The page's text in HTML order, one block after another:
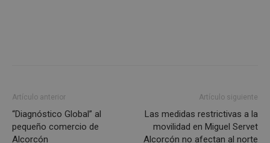
Artículo anterior
“Diagnóstico Global” al
pequeño comercio de
Alcorcón
Artículo siguiente
Las medidas restrictivas a la
movilidad en Miguel Servet
Alcorcón no afectan al norte